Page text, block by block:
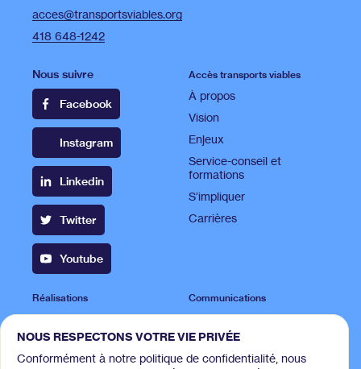
acces@transportsviables.org
418 648-1242
Nous suivre
Facebook
Instagram
Linkedin
Twitter
Youtube
Accès transports viables
À propos
Vision
Enjeux
Service-conseil et
formations
S’impliquer
Carrières
Réalisations
Projets
Campagnes
Balado « Le temps d'une
Communications
Publications
Espace presse
NOUS RESPECTONS VOTRE VIE PRIVÉE
Conformément à notre politique de confidentialité, nous